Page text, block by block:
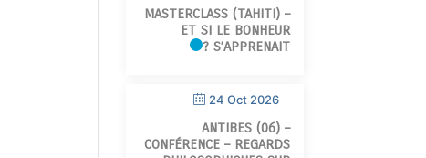
MASTERCLASS (TAHITI) –
ET SI LE BONHEUR
S’APPRENAIT ?
24 Oct 2026
ANTIBES (06) –
CONFÉRENCE – REGARDS